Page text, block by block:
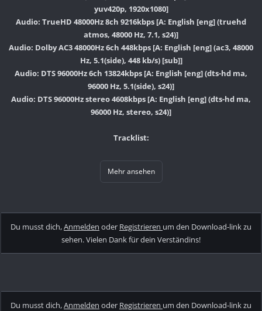
yuv420p, 1920x1080]
Audio: TrueHD 48000Hz 8ch 9216kbps [A: English [eng] (truehd
atmos, 48000 Hz, 7.1, s24)]
Audio: Dolby AC3 48000Hz 6ch 448kbps [A: English [eng] (ac3, 48000
Hz, 5.1(side), 448 kb/s) [sub]]
Audio: DTS 96000Hz 6ch 13824kbps [A: English [eng] (dts-hd ma,
96000 Hz, 5.1(side), s24)]
Audio: DTS 96000Hz stereo 4608kbps [A: English [eng] (dts-hd ma,
96000 Hz, stereo, s24)]
Tracklist:
Mehr ansehen
Du musst dich,Anmelden oder Registrieren um den Download-link zu
sehen. Vielen Dank für dein Verständins!
Du musst dich,Anmelden oder Registrieren um den Download-link zu